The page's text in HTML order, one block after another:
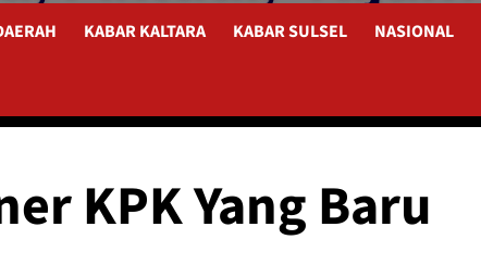
KABAR KALTARA KABAR SULSEL NASIONAL
KPK Yang Baru